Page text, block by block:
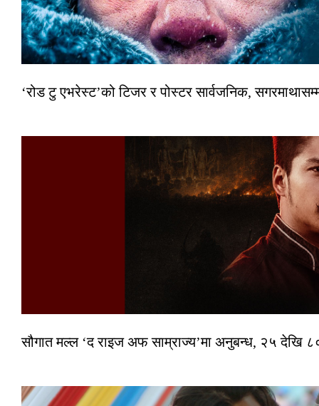
‘रोड टु एभरेस्ट’को टिजर र पोस्टर सार्वजनिक,
सौगात मल्ल ‘द राइज अफ साम्राज्य’मा अनुबन्ध, २५ देखि